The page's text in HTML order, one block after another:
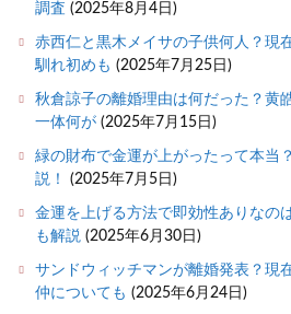
調査 (2025年8月4日)
赤西仁と黒木メイサの子供何人？現
馴れ初めも (2025年7月25日)
秋倉諒子の離婚理由は何だった？黄
一体何が (2025年7月15日)
緑の財布で金運が上がったって本当
説！
(2025年7月5日)
金運を上げる方法で即効性ありなの
も解説 (2025年6月30日)
サンドウィッチマンが離婚発表？現
仲についても (2025年6月24日)